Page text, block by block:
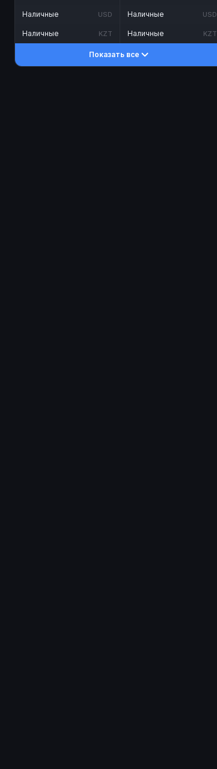
Наличные USD
Наличные KZT
Наличные USD
Наличные KZT
Показать все